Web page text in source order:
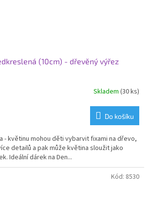
(10cm) - dřevěný výřez
Skladem (30 ks)
Do košíku
- květinu mohou děti vybarvit fixami na dřevo,
detailů a pak může květina sloužit jako
Ideální dárek na Den...
Kód: 8530